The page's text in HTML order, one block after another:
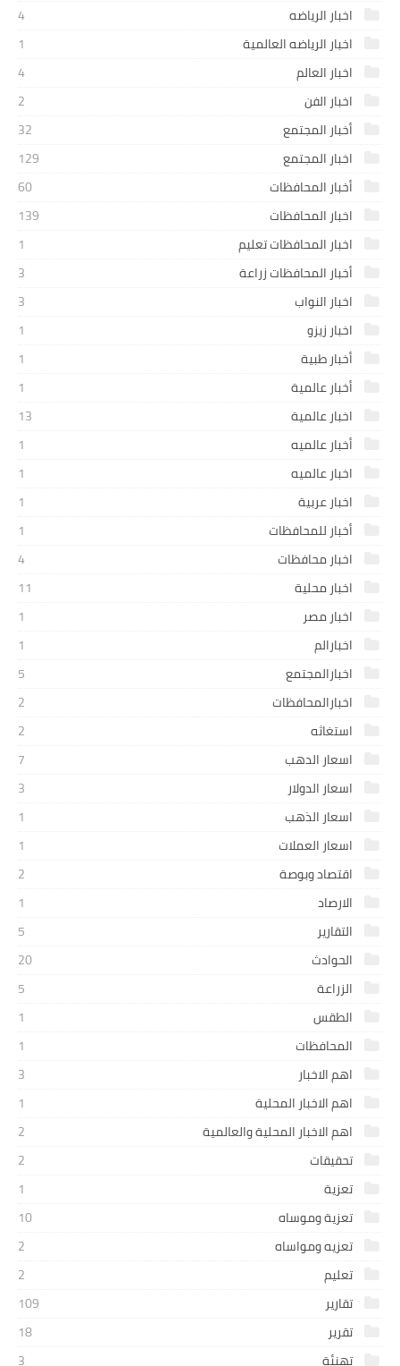
اخبار الرياضه
4
اخبار الرياضه العالمية
1
اخبار العالم
4
اخبار الفن
2
أخبار المجتمع
32
اخبار المجتمع
129
أخبار المحافظات
60
اخبار المحافظات
139
اخبار المحافظات تعليم
1
أخبار المحافظات زراعة
3
اخبار النواب
3
اخبار زيزو
1
أخبار طبية
1
أخبار عالمية
1
اخبار عالمية
13
أخبار عالميه
1
اخبار عالميه
1
اخبار عربية
1
أخبار للمحافظات
1
اخبار محافظات
4
اخبار محلية
11
اخبار مصر
1
اخبارالم
1
اخبارالمجتمع
5
اخبارالمحافظات
2
استغاثه
2
اسعار الدهب
7
اسعار الدولار
3
اسعار الذهب
1
اسعار العملات
1
اقتصاد وبوصة
2
الارصاد
1
التقارير
5
الحوادث
20
الزراعة
5
الطقس
1
المحافظات
1
اهم الاخبار
3
اهم الاخبار المحلية
1
اهم الاخبار المحلية والعالمية
2
تحقيقات
2
تعزية
1
تعزية وموساه
10
تعزيه ومواساه
2
تعليم
2
تقارير
109
تقرير
18
تهنئة
3